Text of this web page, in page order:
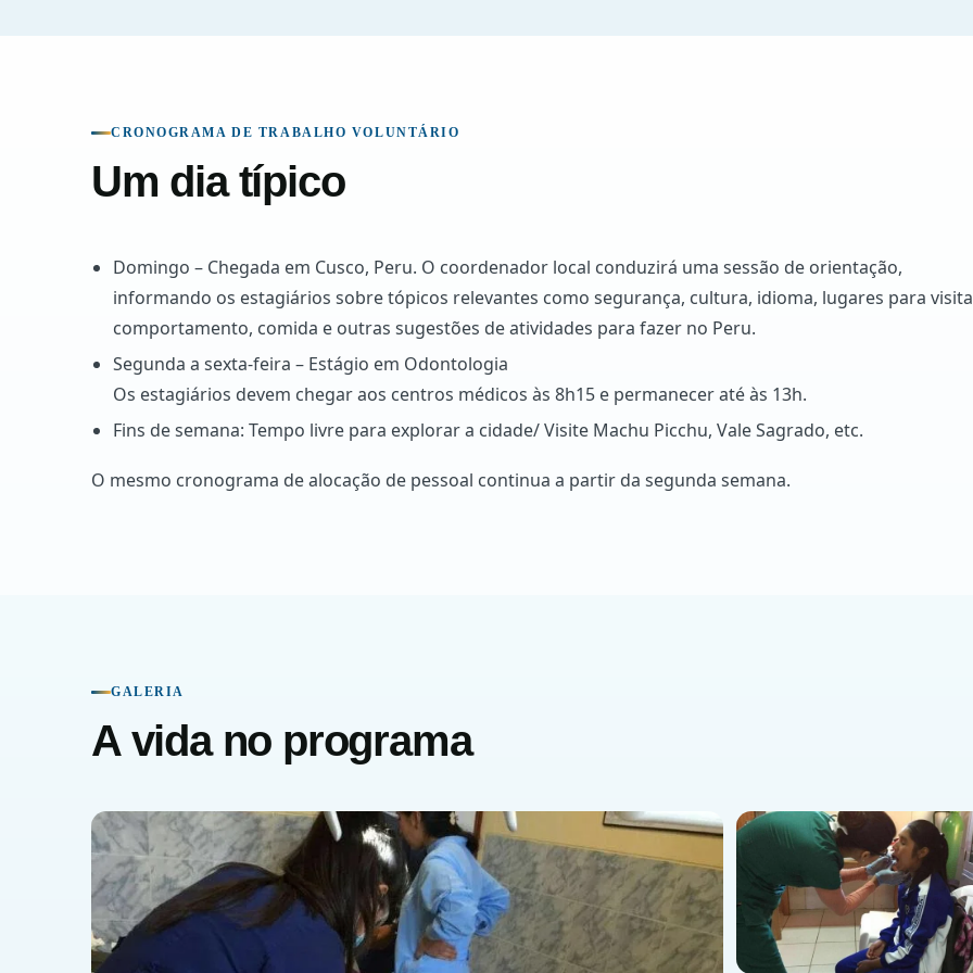
CRONOGRAMA DE TRABALHO VOLUNTÁRIO
Um dia típico
Domingo – Chegada em Cusco, Peru. O coordenador local conduzirá uma sessão de orientação,
informando os estagiários sobre tópicos relevantes como segurança, cultura, idioma, lugares para
comportamento, comida e outras sugestões de atividades para fazer no Peru.
Segunda a sexta-feira – Estágio em Odontologia
Os estagiários devem chegar aos centros médicos às 8h15 e permanecer até às 13h.
Fins de semana: Tempo livre para explorar a cidade/ Visite Machu Picchu, Vale Sagrado, etc.
O mesmo cronograma de alocação de pessoal continua a partir da segunda semana.
GALERIA
A vida no programa